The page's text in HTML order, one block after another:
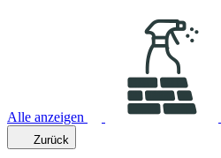
Alle anzeigen
Zurück